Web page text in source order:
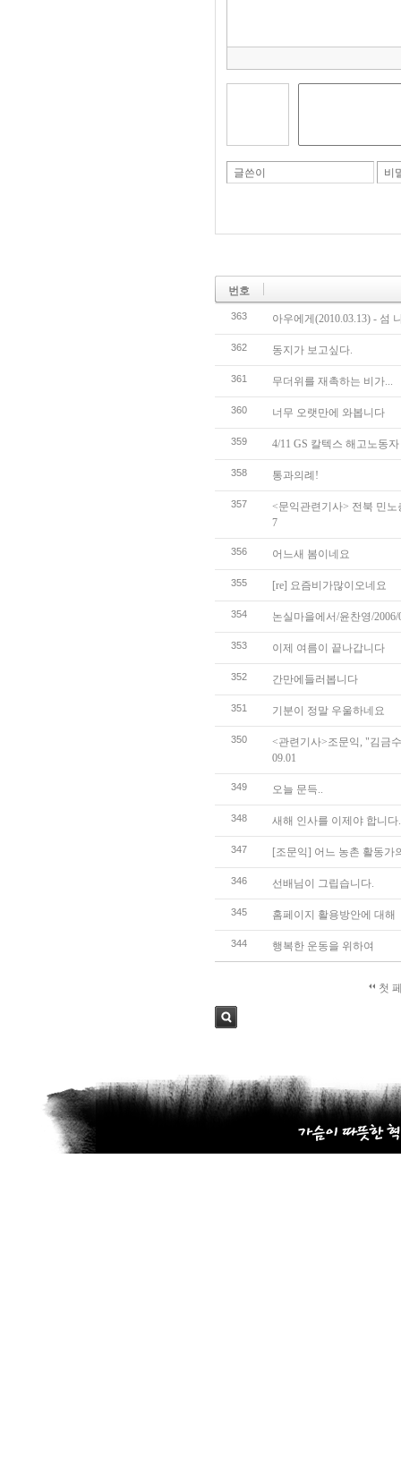
글쓴이 비
번호
363 아우에게(2010.03.13) - 섬
362 동지가 보고싶다.
361 무더위를 재촉하는 비가...
360 너무 오랫만에 와봅니다
359 4/11 GS 칼텍스 해고노동
358 통과의례!
357
<문익관련기사> 전북 민노
7
356 어느새 봄이네요
355 [re] 요즘비가많이오네요
354 논실마을에서/윤찬영/
353 이제 여름이 끝나갑니다
352 간만에들러봅니다
351 기분이 정말 우울하네요
350
<관련기사>조문익, "김금
09.01
349 오늘 문득..
348 새해 인사를 이제야 합니다.
347 [조문익] 어느 농촌 활동가
346 선배님이 그립습니다.
345 홈페이지 활용방안에 대해
344 행복한 운동을 위하여
첫